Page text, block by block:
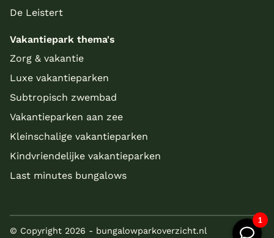
De Leistert
Vakantiepark thema's
Zorg & vakantie
Luxe vakantieparken
Subtropisch zwembad
Vakantieparken aan zee
Kleinschalige vakantieparken
Kindvriendelijke vakantieparken
Last minutes bungalows
© Copyright 2026 - bungalowparkoverzicht.nl